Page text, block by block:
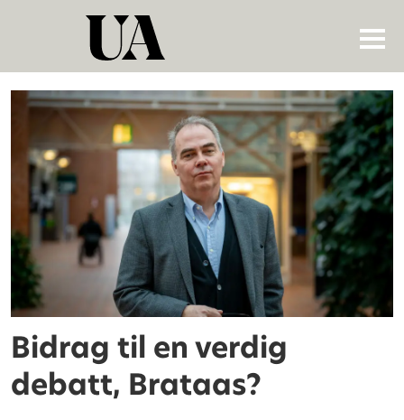
Tag:
ansatt
ledelse
Bidrag til en verdig
debatt, Brataas?